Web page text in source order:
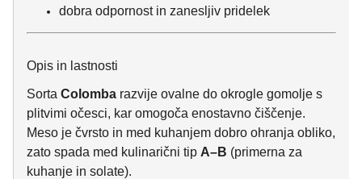
dobra odpornost in zanesljiv pridelek
Opis in lastnosti
Sorta Colomba razvije ovalne do okrogle gomolje s
plitvimi očesci, kar omogoča enostavno čiščenje.
Meso je čvrsto in med kuhanjem dobro ohranja obliko,
zato spada med kulinarični tip A–B (primerna za
kuhanje in solate).